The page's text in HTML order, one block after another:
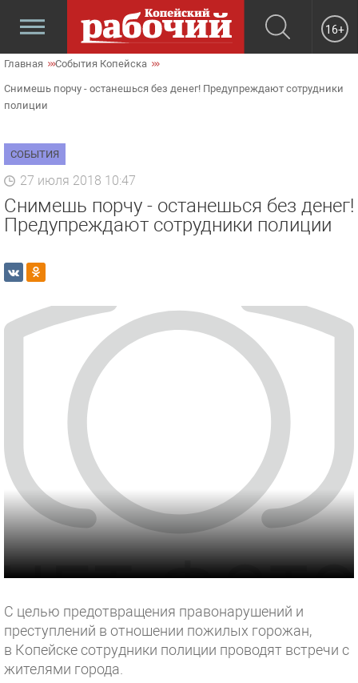
16+
Главная События Копейска
Снимешь порчу - останешься без денег! Предупреждают сотрудники
полиции
СОБЫТИЯ
27 июля 2018 10:47
Снимешь порчу - останешься без денег!
Предупреждают сотрудники полиции
С целью предотвращения правонарушений и
преступлений в отношении пожилых горожан,
в Копейске сотрудники полиции проводят встречи с
жителями города.